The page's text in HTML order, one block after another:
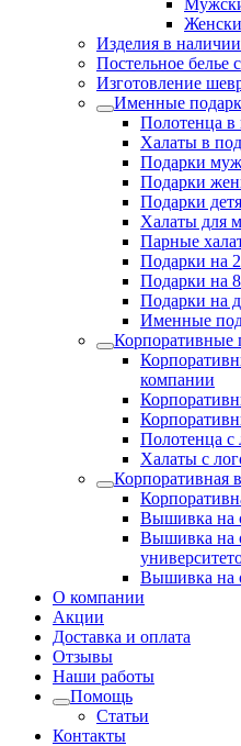
Изделия в
Постельное белье
Изготовление
Именные
Полотенца в
Халаты в
Подарки
Подарки
Подарки
Халаты для
Парные
Подарки на
Подарки на
Подарки на
Именные
Корпоративные
компании
Полотенца с
Халаты с
Корпоративная
Вышивка на
Вышивка на
Вышивка на
О компании
Акции
Доставка и оплата
Отзывы
Наши работы
Помощь
Статьи
Контакты